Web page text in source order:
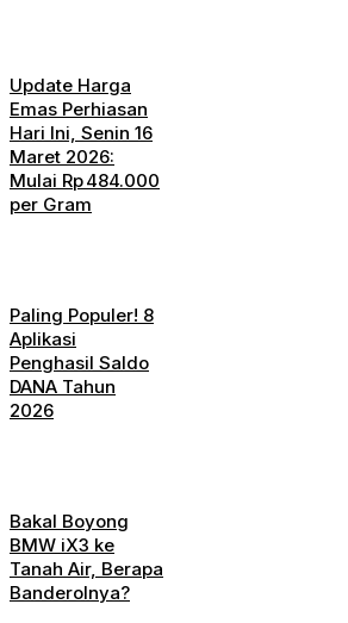
Update Harga
Emas Perhiasan
Hari Ini, Senin 16
Maret 2026:
Mulai Rp 484.000
per Gram
Paling Populer! 8
Aplikasi
Penghasil Saldo
DANA Tahun
2026
Bakal Boyong
BMW iX3 ke
Tanah Air, Berapa
Banderolnya?